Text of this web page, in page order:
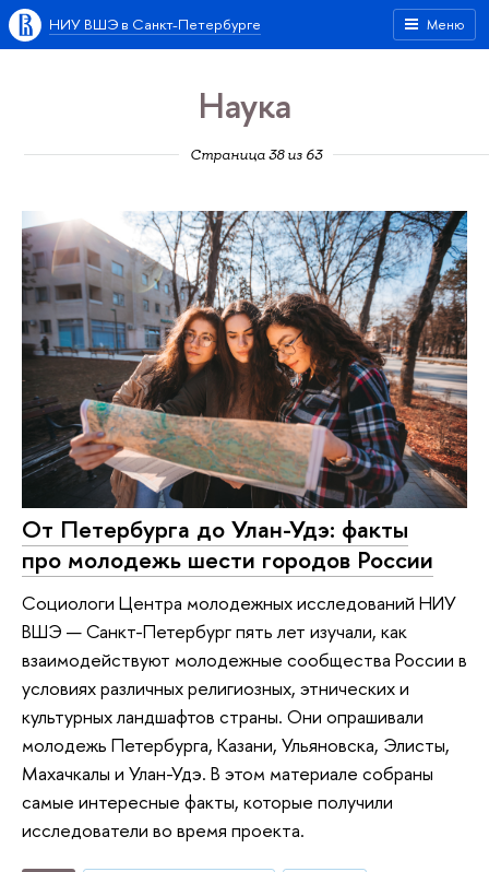
Меню
НИУ ВШЭ в Санкт-Петербурге
Наука
Страница 38 из 63
От Петербурга до Улан-Удэ: факты
про молодежь шести городов России
Социологи Центра молодежных исследований НИУ
ВШЭ — Санкт-Петербург пять лет изучали, как
взаимодействуют молодежные сообщества России в
условиях различных религиозных, этнических и
культурных ландшафтов страны. Они опрашивали
молодежь Петербурга, Казани, Ульяновска, Элисты,
Махачкалы и Улан-Удэ. В этом материале собраны
самые интересные факты, которые получили
исследователи во время проекта.